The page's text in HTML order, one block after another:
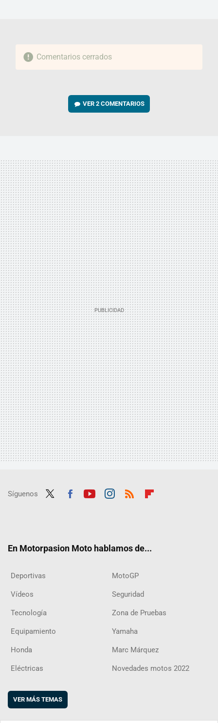
Comentarios cerrados
VER2 COMENTARIOS
Síguenos
En Motorpasion Moto hablamos de...
Deportivas MotoGP
Vídeos Seguridad
Tecnología Zona de Pruebas
Equipamiento Yamaha
Honda Marc Márquez
Eléctricas Novedades motos 2022
VER MÁS TEMAS